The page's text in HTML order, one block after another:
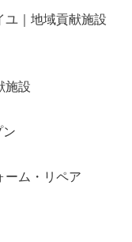
ユ｜地域貢献施設
施設
ーム・リペア